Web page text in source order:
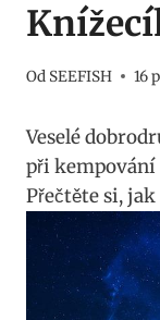
Od SEEFISH 16
Veselé
při
Přečtěte si,